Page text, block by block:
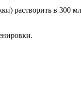
растворить в 300